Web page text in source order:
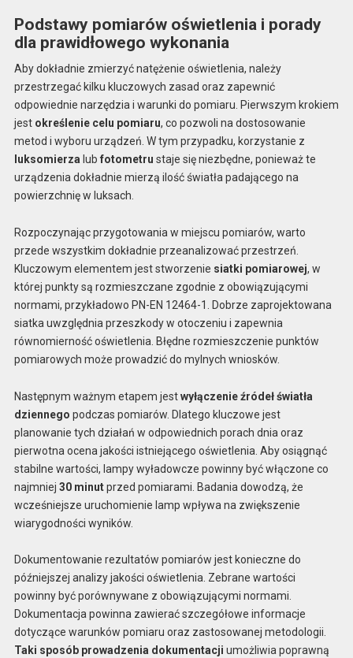
Podstawy pomiarów oświetlenia i porady
dla prawidłowego wykonania
Aby dokładnie zmierzyć natężenie oświetlenia, należy
przestrzegać kilku kluczowych zasad oraz zapewnić
odpowiednie narzędzia i warunki do pomiaru. Pierwszym krokiem
jest określenie celu pomiaru, co pozwoli na dostosowanie
metod i wyboru urządzeń. W tym przypadku, korzystanie z
luksomierza lub fotometru staje się niezbędne, ponieważ te
urządzenia dokładnie mierzą ilość światła padającego na
powierzchnię w luksach.
Rozpoczynając przygotowania w miejscu pomiarów, warto
przede wszystkim dokładnie przeanalizować przestrzeń.
Kluczowym elementem jest stworzenie siatki pomiarowej, w
której punkty są rozmieszczane zgodnie z obowiązującymi
normami, przykładowo PN-EN 12464-1. Dobrze zaprojektowana
siatka uwzględnia przeszkody w otoczeniu i zapewnia
równomierność oświetlenia. Błędne rozmieszczenie punktów
pomiarowych może prowadzić do mylnych wniosków.
Następnym ważnym etapem jestwyłączenie źródeł światła
dziennego podczas pomiarów. Dlatego kluczowe jest
planowanie tych działań w odpowiednich porach dnia oraz
pierwotna ocena jakości istniejącego oświetlenia. Aby osiągnąć
stabilne wartości, lampy wyładowcze powinny być włączone co
najmniej 30 minutprzed pomiarami. Badania dowodzą, że
wcześniejsze uruchomienie lamp wpływa na zwiększenie
wiarygodności wyników.
Dokumentowanie rezultatów pomiarów jest konieczne do
późniejszej analizy jakości oświetlenia. Zebrane wartości
powinny być porównywane z obowiązującymi normami.
Dokumentacja powinna zawierać szczegółowe informacje
dotyczące warunków pomiaru oraz zastosowanej metodologii.
Taki sposób prowadzenia dokumentacji umożliwia poprawną